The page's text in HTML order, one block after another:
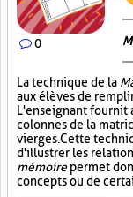
0
La technique de la
aux élèves de
L'enseignant fournit
colonnes de la
vierges. Cette
d'illustrer les
mémoirepermet
concepts ou de